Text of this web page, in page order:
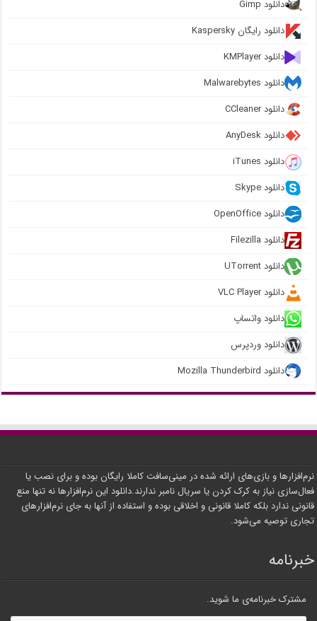
دانلود Gimp
دانلود رایگان Kaspersky
دانلود KMPlayer
دانلود Malwarebytes
دانلود CCleaner
دانلود AnyDesk
دانلود iTunes
دانلود Skype
دانلود OpenOffice
دانلود Filezilla
دانلود UTorrent
دانلود VLC Player
دانلود واتساپ
دانلود وردپرس
دانلود Mozilla Thunderbird
نرم‌افزارها و بازی‌های ارائه شده در مینی‌سافت کاملا رایگان بوده و برای نصب یا
فعال‌سازی نیاز به کرک کردن یا سریال نامبر ندارند.دانلود این نرم‌افزارها نه تنها منع
قانونی ندارد بلکه کاملا قانونی و اخلاقی بوده و استفاده از آنها به جای نرم‌افزارهای
تجاری توصیه می‌شود.
خبرنامه
مشترک خبرنامه‌ی ما شوید.